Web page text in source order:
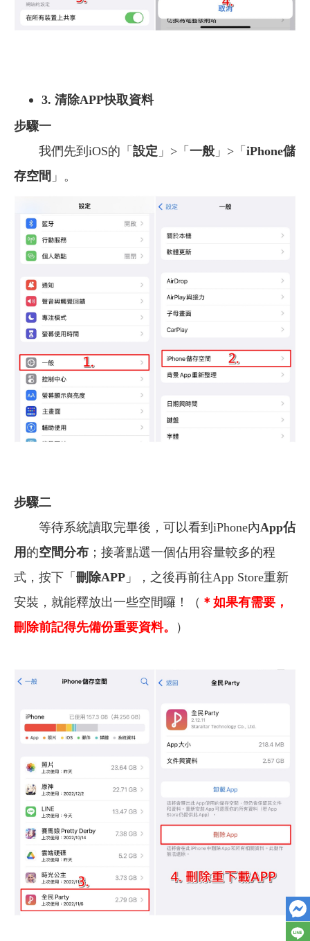
3. 清除APP快取資料
步驟一
我們先到iOS的「 設定 」>「 一般 」>「 iPhone儲
存空間 」。
步驟二
等待系統讀取完畢後，可以看到iPhone內App佔
用 的空間分布 ；接著點選一個佔用容量較多的程
式，按下「 刪除APP 」，之後再前往App Store重新
安裝，就能釋放出一些空間囉！（ ＊如果有需要，
刪除前記得先備份重要資料。
）